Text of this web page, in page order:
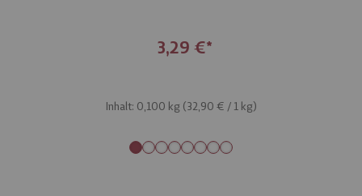
3,29 €
Inhalt: 0,100 kg (32,90 € / 1 kg)